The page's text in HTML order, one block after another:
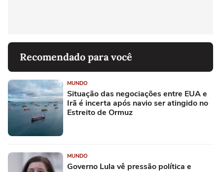
Recomendado para você
MUNDO
Situação das negociações entre EUA e
Irã é incerta após navio ser atingido no
Estreito de Ormuz
MUNDO
Governo Lula vê pressão política e